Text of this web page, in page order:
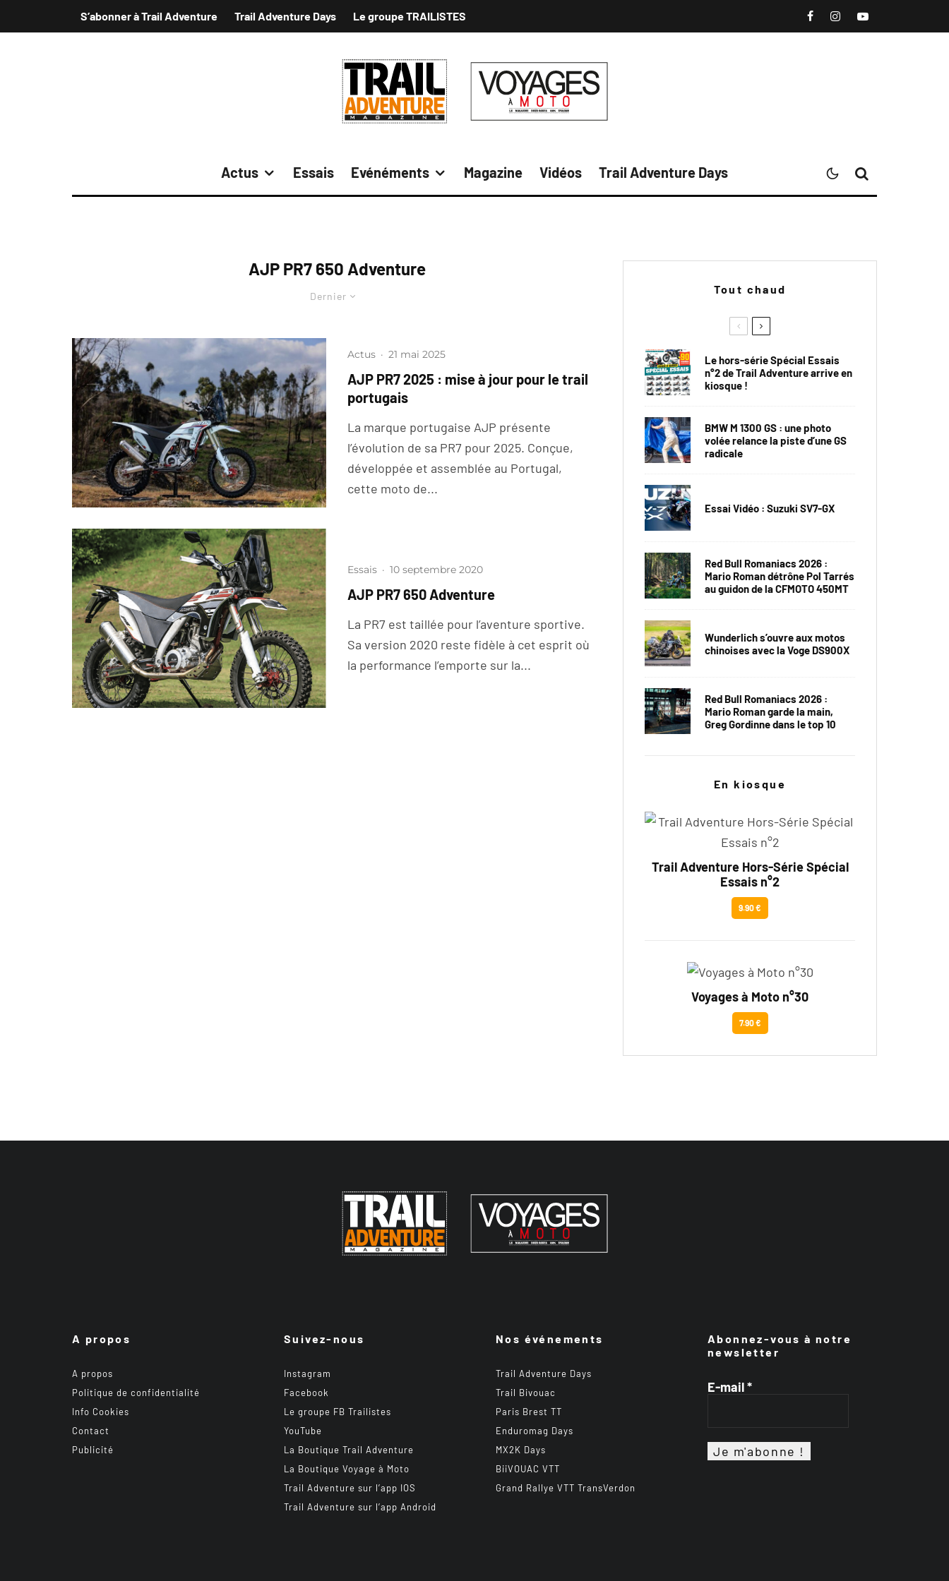
S’abonner à Trail Adventure Trail Adventure Days Le groupe TRAILISTES
Actus Essais Evénéments Magazine Vidéos Trail Adventure Days
AJP PR7 650 Adventure
Dernier
Actus · 21 mai 2025
AJP PR7 2025 : mise à jour pour le trail
portugais
La marque portugaise AJP présente
l’évolution de sa PR7 pour 2025. Conçue,
développée et assemblée au Portugal,
cette moto de...
Essais · 10 septembre 2020
AJP PR7 650 Adventure
La PR7 est taillée pour l’aventure sportive.
Sa version 2020 reste fidèle à cet esprit où
la performance l’emporte sur la...
Tout chaud
Le hors-série Spécial Essais
n°2 de Trail Adventure arrive en
kiosque !
BMW M 1300 GS : une photo
volée relance la piste d’une GS
radicale
Essai Vidéo : Suzuki SV7-GX
Red Bull Romaniacs 2026 :
Mario Roman détrône Pol Tarrés
au guidon de la CFMOTO 450MT
Wunderlich s’ouvre aux motos
chinoises avec la Voge DS900X
Red Bull Romaniacs 2026 :
Mario Roman garde la main,
Greg Gordinne dans le top 10
En kiosque
Trail Adventure Hors-Série Spécial
Essais n°2
9.90 €
Voyages à Moto n°30
7.90 €
A propos
A propos
Politique de confidentialité
Info Cookies
Contact
Publicité
Suivez-nous
Instagram
Facebook
Le groupe FB Trailistes
YouTube
La Boutique Trail Adventure
La Boutique Voyage à Moto
Trail Adventure sur l’app IOS
Trail Adventure sur l’app Android
Nos événements
Trail Adventure Days
Trail Bivouac
Paris Brest TT
Enduromag Days
MX2K Days
BiiVOUAC VTT
Grand Rallye VTT TransVerdon
Abonnez-vous à notre
newsletter
E-mail*